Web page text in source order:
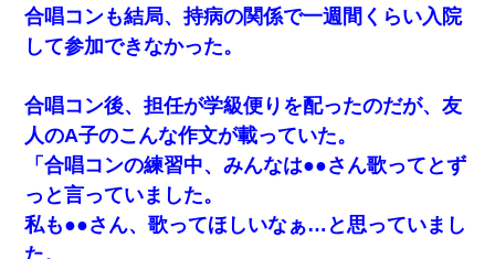
合唱コンも結局、持病の関係で一週間くらい入院
して参加できなかった。
合唱コン後、担任が学級便りを配ったのだが、友
人のA子のこんな作文が載っていた。
「合唱コンの練習中、みんなは●●さん歌ってとず
っと言っていました。
私も●●さん、歌ってほしいなぁ…と思っていまし
た。